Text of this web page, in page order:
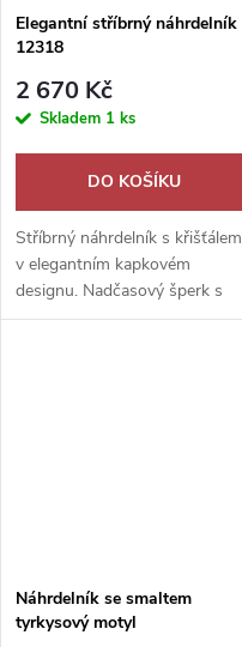
Elegantní stříbrný náhrdelník
12318
2 670 Kč
Skladem 1 ks
DO KOŠÍKU
Stříbrný náhrdelník s křišťálem
v elegantním kapkovém
designu. Nadčasový šperk s
jemným třpytem pro
Náhrdelník se smaltem
tyrkysový motyl